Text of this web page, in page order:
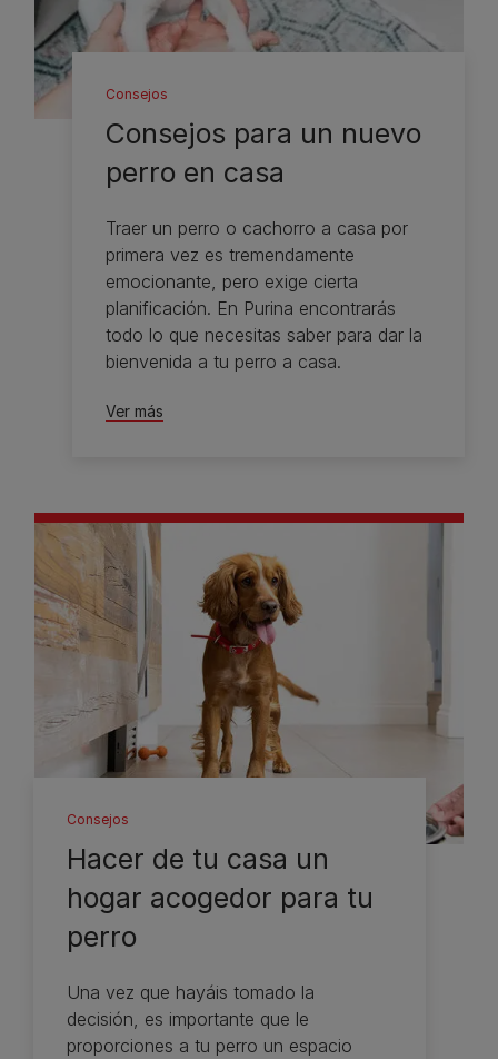
Consejos
Consejos para un nuevo
perro en casa
Traer un perro o cachorro a casa por
primera vez es tremendamente
emocionante, pero exige cierta
planificación. En Purina encontrarás
todo lo que necesitas saber para dar la
bienvenida a tu perro a casa.
Ver más
Consejos
Hacer de tu casa un
hogar acogedor para tu
perro
Una vez que hayáis tomado la
decisión, es importante que le
proporciones a tu perro un espacio